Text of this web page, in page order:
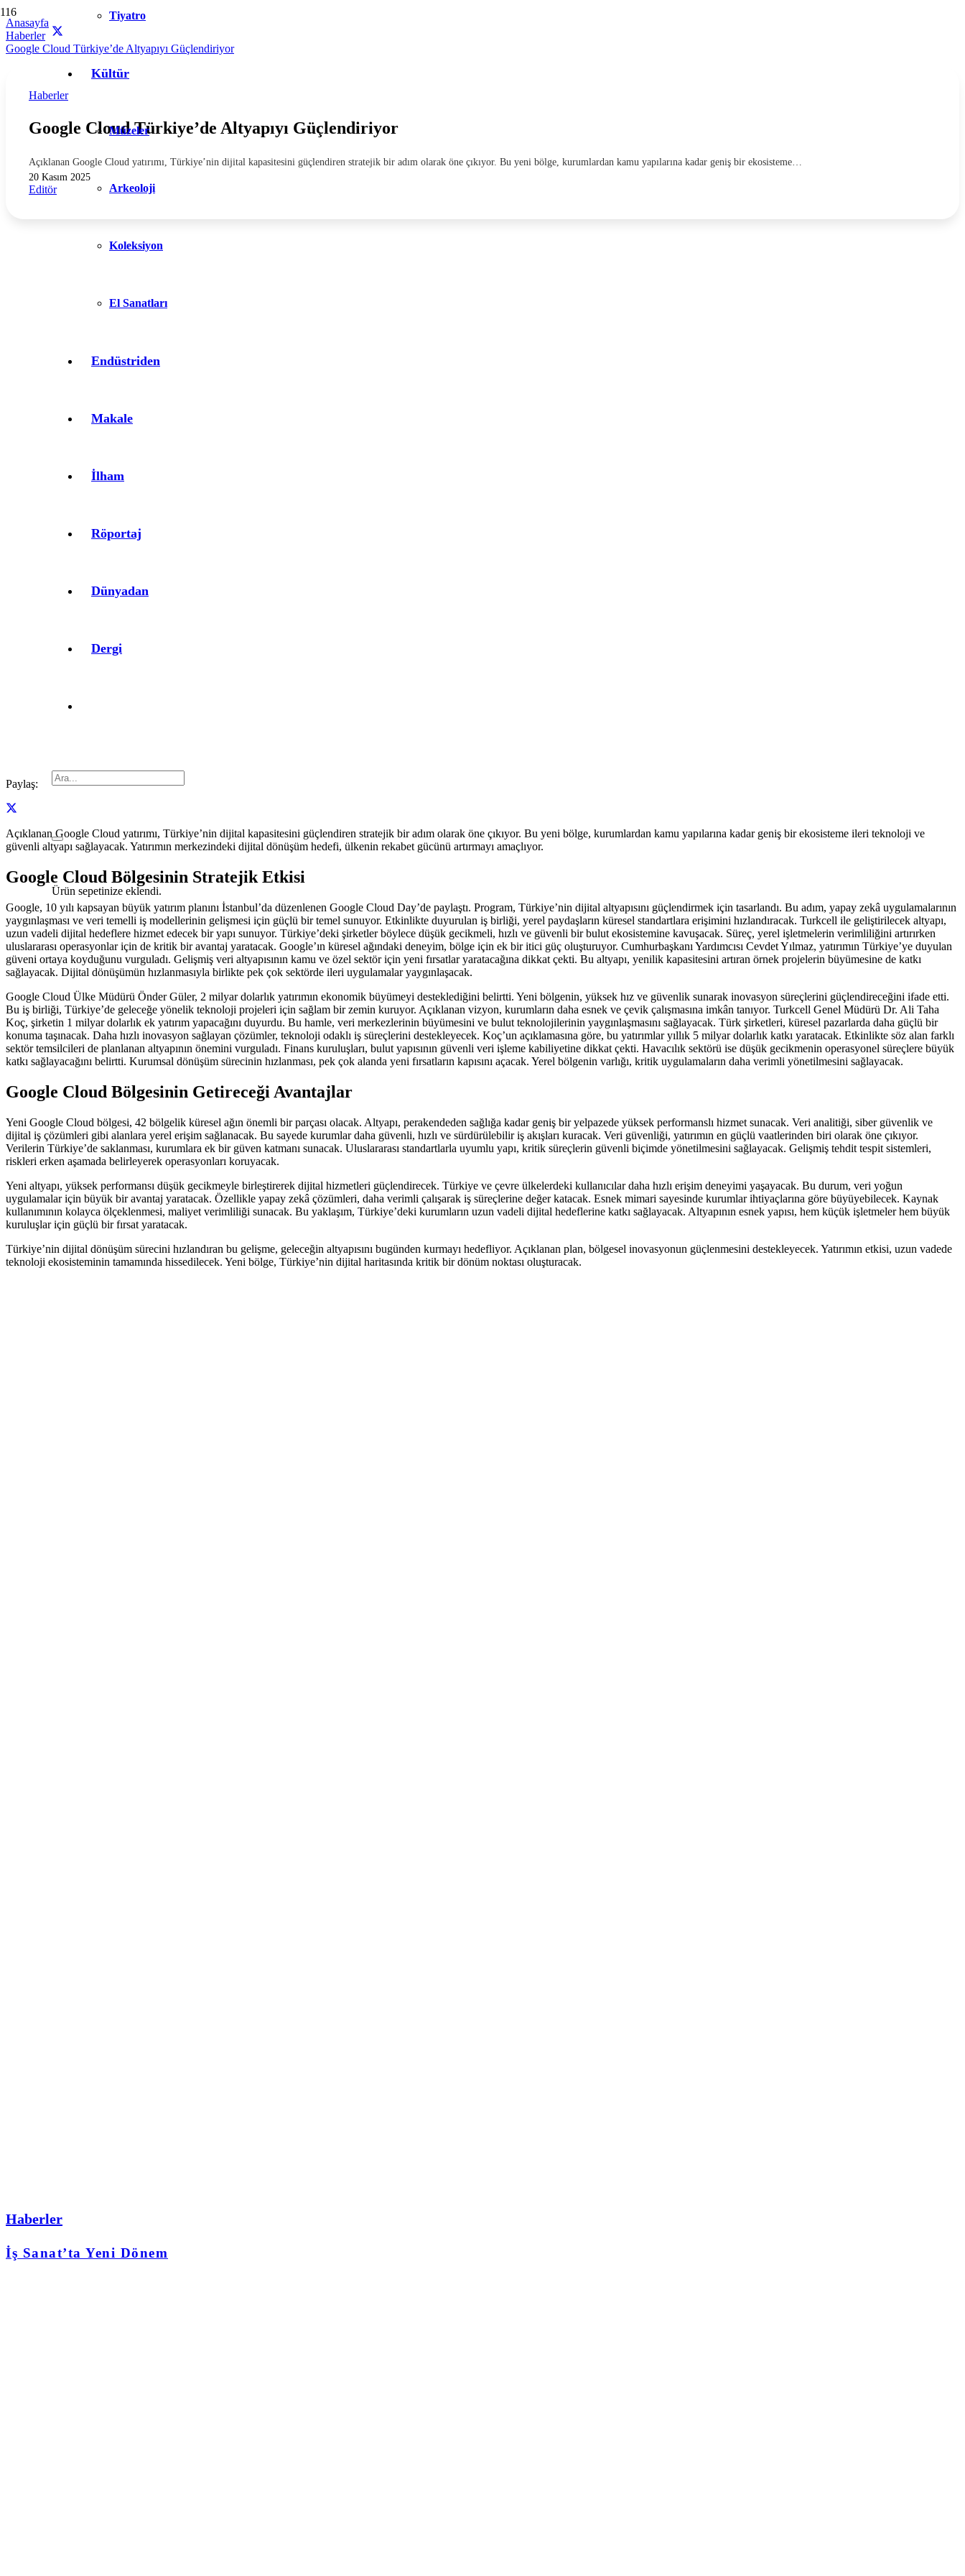
Tiyatro
Kültür
Müzeler
Arkeoloji
Koleksiyon
El Sanatları
Endüstriden
Makale
İlham
Röportaj
Dünyadan
Dergi
Ürün sepetinize eklendi.
Anasayfa
Haberler
Google Cloud Türkiye’de Altyapıyı Güçlendiriyor
Haberler
Google Cloud Türkiye’de Altyapıyı Güçlendiriyor
Açıklanan Google Cloud yatırımı, Türkiye’nin dijital kapasitesini güçlendiren stratejik bir adım olarak öne çıkıyor. Bu yeni bölge, kurumlardan kamu yapılarına kadar geniş bir ekosisteme…
20 Kasım 2025
Editör
Paylaş:
Açıklanan Google Cloud yatırımı, Türkiye’nin dijital kapasitesini güçlendiren stratejik bir adım olarak öne çıkıyor. Bu yeni bölge, kurumlardan kamu yapılarına kadar geniş bir ekosisteme ileri teknoloji ve
güvenli altyapı sağlayacak. Yatırımın merkezindeki dijital dönüşüm hedefi, ülkenin rekabet gücünü artırmayı amaçlıyor.
Google Cloud Bölgesinin Stratejik Etkisi
Google, 10 yılı kapsayan büyük yatırım planını İstanbul’da düzenlenen Google Cloud Day’de paylaştı. Program, Türkiye’nin dijital altyapısını güçlendirmek için tasarlandı. Bu adım, yapay zekâ uygulamalarının
yaygınlaşması ve veri temelli iş modellerinin gelişmesi için güçlü bir temel sunuyor. Etkinlikte duyurulan iş birliği, yerel paydaşların küresel standartlara erişimini hızlandıracak. Turkcell ile geliştirilecek altyapı,
uzun vadeli dijital hedeflere hizmet edecek bir yapı sunuyor. Türkiye’deki şirketler böylece düşük gecikmeli, hızlı ve güvenli bir bulut ekosistemine kavuşacak. Süreç, yerel işletmelerin verimliliğini artırırken
uluslararası operasyonlar için de kritik bir avantaj yaratacak. Google’ın küresel ağındaki deneyim, bölge için ek bir itici güç oluşturuyor. Cumhurbaşkanı Yardımcısı Cevdet Yılmaz, yatırımın Türkiye’ye duyulan
güveni ortaya koyduğunu vurguladı. Gelişmiş veri altyapısının kamu ve özel sektör için yeni fırsatlar yaratacağına dikkat çekti. Bu altyapı, yenilik kapasitesini artıran örnek projelerin büyümesine de katkı
sağlayacak. Dijital dönüşümün hızlanmasıyla birlikte pek çok sektörde ileri uygulamalar yaygınlaşacak.
Google Cloud Ülke Müdürü Önder Güler, 2 milyar dolarlık yatırımın ekonomik büyümeyi desteklediğini belirtti. Yeni bölgenin, yüksek hız ve güvenlik sunarak inovasyon süreçlerini güçlendireceğini ifade etti.
Bu iş birliği, Türkiye’de geleceğe yönelik teknoloji projeleri için sağlam bir zemin kuruyor. Açıklanan vizyon, kurumların daha esnek ve çevik çalışmasına imkân tanıyor. Turkcell Genel Müdürü Dr. Ali Taha
Koç, şirketin 1 milyar dolarlık ek yatırım yapacağını duyurdu. Bu hamle, veri merkezlerinin büyümesini ve bulut teknolojilerinin yaygınlaşmasını sağlayacak. Türk şirketleri, küresel pazarlarda daha güçlü bir
konuma taşınacak. Daha hızlı inovasyon sağlayan çözümler, teknoloji odaklı iş süreçlerini destekleyecek. Koç’un açıklamasına göre, bu yatırımlar yıllık 5 milyar dolarlık katkı yaratacak. Etkinlikte söz alan farklı
sektör temsilcileri de planlanan altyapının önemini vurguladı. Finans kuruluşları, bulut yapısının güvenli veri işleme kabiliyetine dikkat çekti. Havacılık sektörü ise düşük gecikmenin operasyonel süreçlere büyük
katkı sağlayacağını belirtti. Kurumsal dönüşüm sürecinin hızlanması, pek çok alanda yeni fırsatların kapısını açacak. Yerel bölgenin varlığı, kritik uygulamaların daha verimli yönetilmesini sağlayacak.
Google Cloud Bölgesinin Getireceği Avantajlar
Yeni Google Cloud bölgesi, 42 bölgelik küresel ağın önemli bir parçası olacak. Altyapı, perakendeden sağlığa kadar geniş bir yelpazede yüksek performanslı hizmet sunacak. Veri analitiği, siber güvenlik ve
dijital iş çözümleri gibi alanlara yerel erişim sağlanacak. Bu sayede kurumlar daha güvenli, hızlı ve sürdürülebilir iş akışları kuracak. Veri güvenliği, yatırımın en güçlü vaatlerinden biri olarak öne çıkıyor.
Verilerin Türkiye’de saklanması, kurumlara ek bir güven katmanı sunacak. Uluslararası standartlarla uyumlu yapı, kritik süreçlerin güvenli biçimde yönetilmesini sağlayacak. Gelişmiş tehdit tespit sistemleri,
riskleri erken aşamada belirleyerek operasyonları koruyacak.
Yeni altyapı, yüksek performansı düşük gecikmeyle birleştirerek dijital hizmetleri güçlendirecek. Türkiye ve çevre ülkelerdeki kullanıcılar daha hızlı erişim deneyimi yaşayacak. Bu durum, veri yoğun
uygulamalar için büyük bir avantaj yaratacak. Özellikle yapay zekâ çözümleri, daha verimli çalışarak iş süreçlerine değer katacak. Esnek mimari sayesinde kurumlar ihtiyaçlarına göre büyüyebilecek. Kaynak
kullanımının kolayca ölçeklenmesi, maliyet verimliliği sunacak. Bu yaklaşım, Türkiye’deki kurumların uzun vadeli dijital hedeflerine katkı sağlayacak. Altyapının esnek yapısı, hem küçük işletmeler hem büyük
kuruluşlar için güçlü bir fırsat yaratacak.
Türkiye’nin dijital dönüşüm sürecini hızlandıran bu gelişme, geleceğin altyapısını bugünden kurmayı hedefliyor. Açıklanan plan, bölgesel inovasyonun güçlenmesini destekleyecek. Yatırımın etkisi, uzun vadede
teknoloji ekosisteminin tamamında hissedilecek. Yeni bölge, Türkiye’nin dijital haritasında kritik bir dönüm noktası oluşturacak.
Haberler
İş Sanat’ta Yeni Dönem